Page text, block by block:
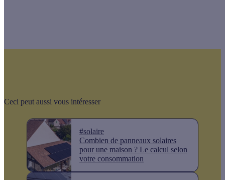
Ceci peut aussi vous intéresser
#solaire
Combien de panneaux solaires
pour une maison ? Le calcul selon
votre consommation